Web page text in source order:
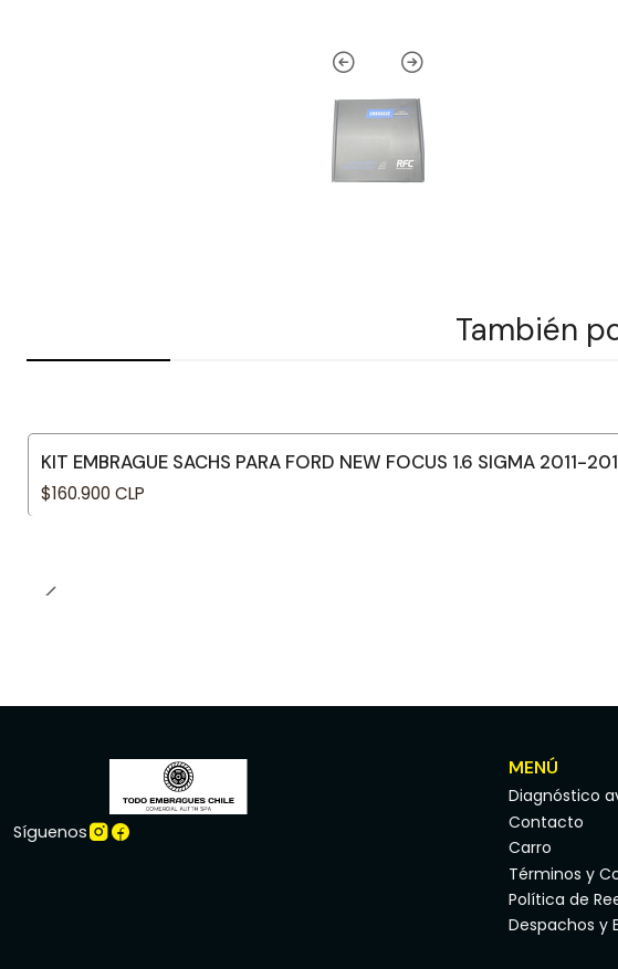
También
KIT EMBRAGUE SACHS PARA FORD NEW FOCUS 1.6 SIGMA 2011-
$160.900 CLP
Síguenos
MENÚ
Diagnóstico
Contacto
Carro
Términos y
Política de
Despachos y